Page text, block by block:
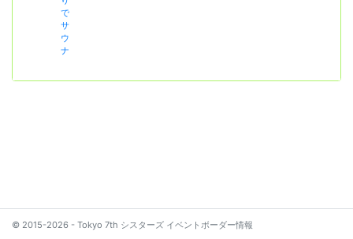
で
サ
ウ
ナ
© 2015-2026 - Tokyo 7th シスターズ イベントボーダー情報